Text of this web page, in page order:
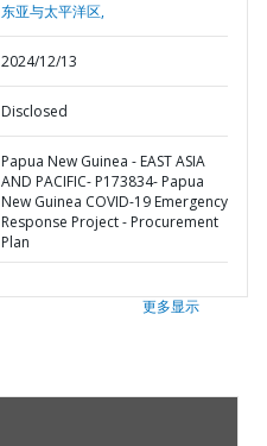
东亚与太平洋区,
2024/12/13
Disclosed
Papua New Guinea - EAST ASIA
AND PACIFIC- P173834- Papua
New Guinea COVID-19 Emergency
Response Project - Procurement
Plan
更多显示